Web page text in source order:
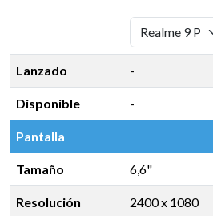
Lanzado -
Disponible -
Pantalla
Tamaño 6,6"
Resolución 2400 x 1080